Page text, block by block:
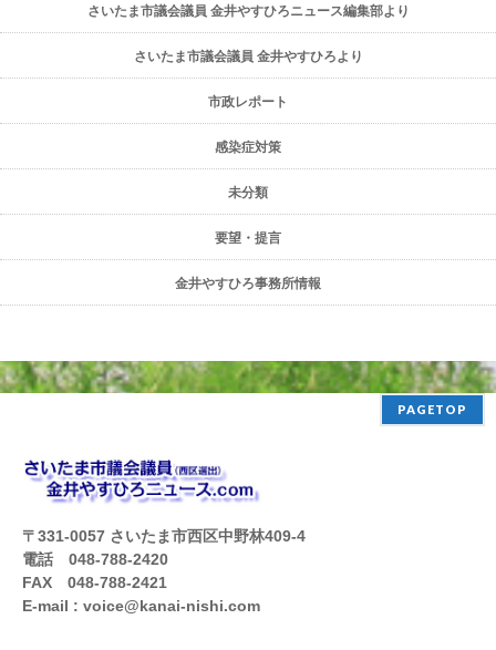
さいたま市議会議員 金井やすひろニュース編集部より
さいたま市議会議員 金井やすひろより
市政レポート
感染症対策
未分類
要望・提言
金井やすひろ事務所情報
PAGETOP
〒331-0057 さいたま市西区中野林409-4
電話 048-788-2420
FAX 048-788-2421
E-mail : voice@kanai-nishi.com